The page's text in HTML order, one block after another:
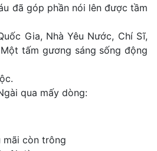
đã góp phần nói lên được tầm
Gia, Nhà Yêu Nước, Chí Sĩ,
tấm gương sáng sống động
qua mấy dòng:
mãi còn trông